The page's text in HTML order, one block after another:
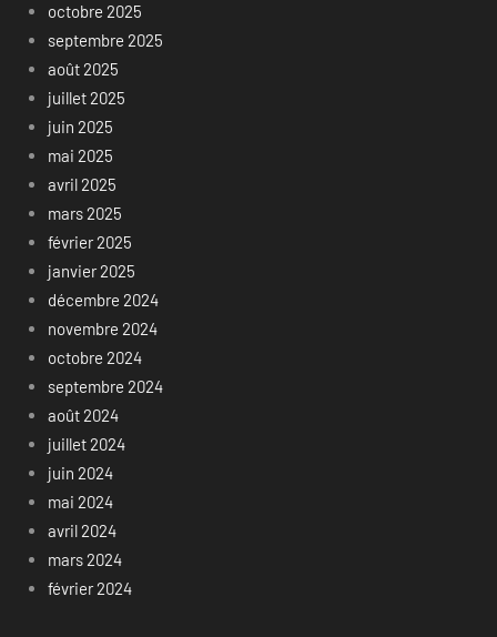
octobre 2025
septembre 2025
août 2025
juillet 2025
juin 2025
mai 2025
avril 2025
mars 2025
février 2025
janvier 2025
décembre 2024
novembre 2024
octobre 2024
septembre 2024
août 2024
juillet 2024
juin 2024
mai 2024
avril 2024
mars 2024
février 2024